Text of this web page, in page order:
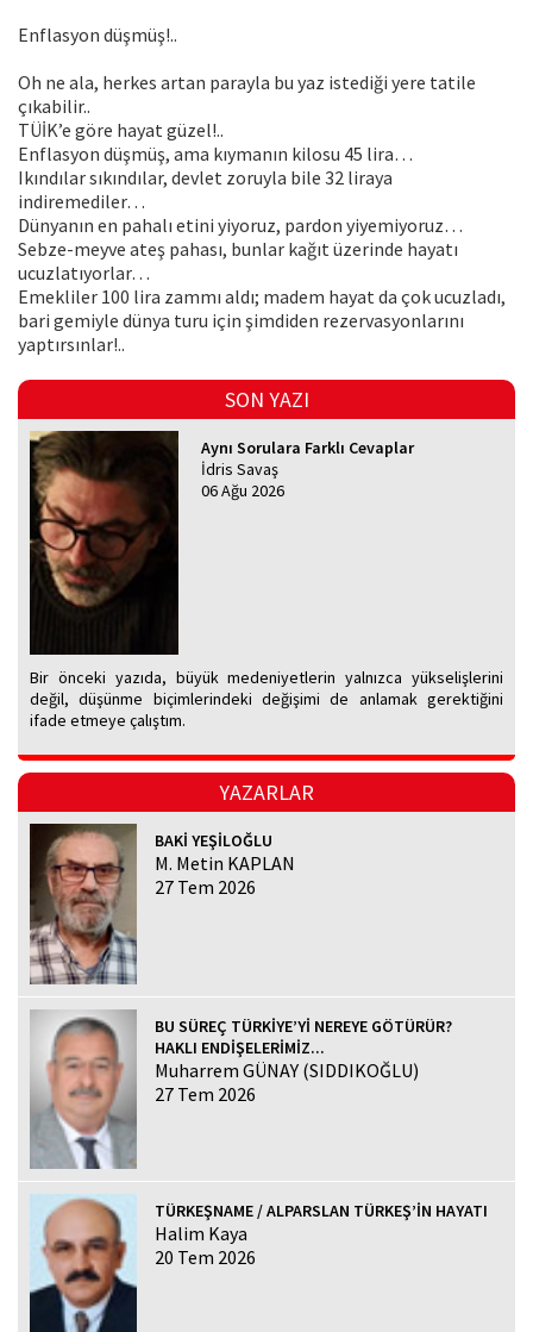
Enflasyon düşmüş!..
Oh ne ala, herkes artan parayla bu yaz istediği yere tatile
çıkabilir..
TÜİK’e göre hayat güzel!..
Enflasyon düşmüş, ama kıymanın kilosu 45 lira…
Ikındılar sıkındılar, devlet zoruyla bile 32 liraya
indiremediler…
Dünyanın en pahalı etini yiyoruz, pardon yiyemiyoruz…
Sebze-meyve ateş pahası, bunlar kağıt üzerinde hayatı
ucuzlatıyorlar…
Emekliler 100 lira zammı aldı; madem hayat da çok ucuzladı,
bari gemiyle dünya turu için şimdiden rezervasyonlarını
yaptırsınlar!..
SON YAZI
Aynı Sorulara Farklı Cevaplar
İdris Savaş
06 Ağu 2026
Bir önceki yazıda, büyük medeniyetlerin yalnızca yükselişlerini
değil, düşünme biçimlerindeki değişimi de anlamak gerektiğini
ifade etmeye çalıştım.
YAZARLAR
BAKİ YEŞİLOĞLU
M. Metin KAPLAN
27 Tem 2026
BU SÜREÇ TÜRKİYE’Yİ NEREYE GÖTÜRÜR?
HAKLI ENDİŞELERİMİZ...
Muharrem GÜNAY (SIDDIKOĞLU)
27 Tem 2026
TÜRKEŞNAME / ALPARSLAN TÜRKEŞ’İN HAYATI
Halim Kaya
20 Tem 2026